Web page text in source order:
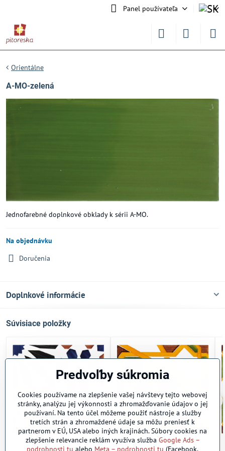
Panel používateľa
Orientálne
A-MO-zelená
Jednofarebné doplnkové obklady k sérii A-MO.
Na objednávku
Doručenia
Doplnkové informácie
Súvisiace položky
A-MO-28 A-MO-29
Predvoľby súkromia
Cookies používame na zlepšenie vašej návštevy tejto webovej
stránky, analýzu jej výkonnosti a zhromažďovanie údajov o jej
používaní. Na tento účel môžeme použiť nástroje a služby
tretích strán a zhromaždené údaje sa môžu preniesť k
partnerom v EÚ, USA alebo iných krajinách. Súbory cookies na
zlepšenie relevancie reklám využíva služba Google Ads –
podrobnosti tu alebo Meta – podrobnosti tu (Facebook,